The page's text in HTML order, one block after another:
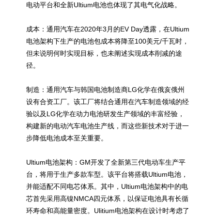
电动平台和全新Ultium电池也体现了其电气化战略。
成本：通用汽车在2020年3月的EV Day透露，在Ultium
电池架构下生产的电池包成本将降至100美元/千瓦时，
但未说明何时实现目标，也未阐述实现成本削减的途
径。
制造：通用汽车与韩国电池制造商LG化学在俄亥俄州
设有合资工厂。该工厂将结合通用在汽车制造领域的经
验以及LG化学在动力电池研发生产领域的丰富经验，
构建新的电动汽车电池生产线，而这些新技术对于进一
步降低电池成本至关重要。
Ultium电池架构：GM开发了全新第三代电动车生产平
台，将用于生产多款车型。该平台将搭载Ultium电池，
并能适配不同电芯体系。其中，Ultium电池架构中的电
芯首先采用高镍NMCA四元体系，以保证电池具有长循
环寿命和高能量密度。Ulitium电池架构在设计时考虑了